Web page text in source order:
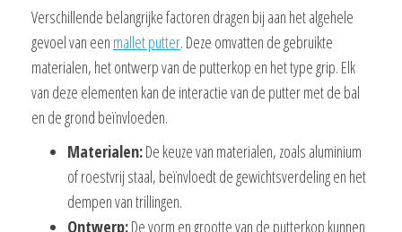
Verschillende belangrijke factoren dragen bij aan het algehele
gevoel van een mallet putter. Deze omvatten de gebruikte
materialen, het ontwerp van de putterkop en het type grip. Elk
van deze elementen kan de interactie van de putter met de bal
en de grond beïnvloeden.
Materialen:De keuze van materialen, zoals aluminium
of roestvrij staal, beïnvloedt de gewichtsverdeling en het
dempen van trillingen.
Ontwerp:De vorm en grootte van de putterkop kunnen